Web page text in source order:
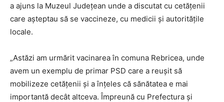
a ajuns la Muzeul Județean unde a discutat cu cetățenii
care așteptau să se vaccineze, cu medicii și autoritățile
locale.
„Astăzi am urmărit vacinarea în comuna Rebricea, unde
avem un exemplu de primar PSD care a reușit să
mobilizeze cetățenii și a înțeles că sănătatea e mai
importantă decât altceva. Împreună cu Prefectura și